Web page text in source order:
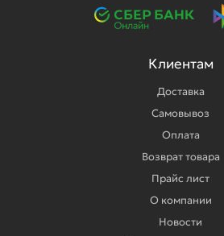
Клиентам
Доставка
Самовывоз
Оплата
Возврат товара
Прайс лист
О компании
Новости